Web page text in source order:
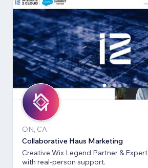
ON, CA
Collaborative Haus Marketing
Creative Wix Legend Partner &
with real-person support.